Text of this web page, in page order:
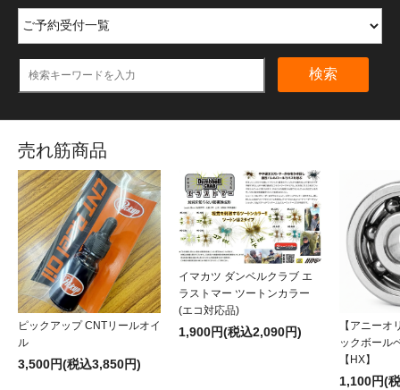
検索
売れ筋商品
ピックアップ CNTリールオイ
ル
3,500円(税込3,850円)
イマカツ ダンベルクラブ エ
ラストマー ツートンカラー
(エコ対応品)
1,900円(税込2,090円)
【アニーオ
ックボール
【HX】
1,100円(